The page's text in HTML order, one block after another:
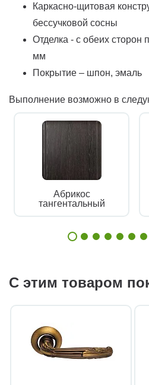
Каркасно-щитовая
бессучковой сосны
Отделка - с обеих
мм
Покрытие – шпон, эмаль
Выполнение возможно в
Абрикос
тангентальный
С этим товаром